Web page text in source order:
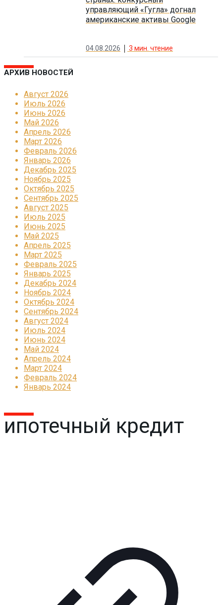
управляющий «Гугла» догнал
американские активы Google
04.08.2026 3 мин. чтение
АРХИВ НОВОСТЕЙ
Август 2026
Июль 2026
Июнь 2026
Май 2026
Апрель 2026
Март 2026
Февраль 2026
Январь 2026
Декабрь 2025
Ноябрь 2025
Октябрь 2025
Сентябрь 2025
Август 2025
Июль 2025
Июнь 2025
Май 2025
Апрель 2025
Март 2025
Февраль 2025
Январь 2025
Декабрь 2024
Ноябрь 2024
Октябрь 2024
Сентябрь 2024
Август 2024
Июль 2024
Июнь 2024
Май 2024
Апрель 2024
Март 2024
Февраль 2024
Январь 2024
ипотечный кредит